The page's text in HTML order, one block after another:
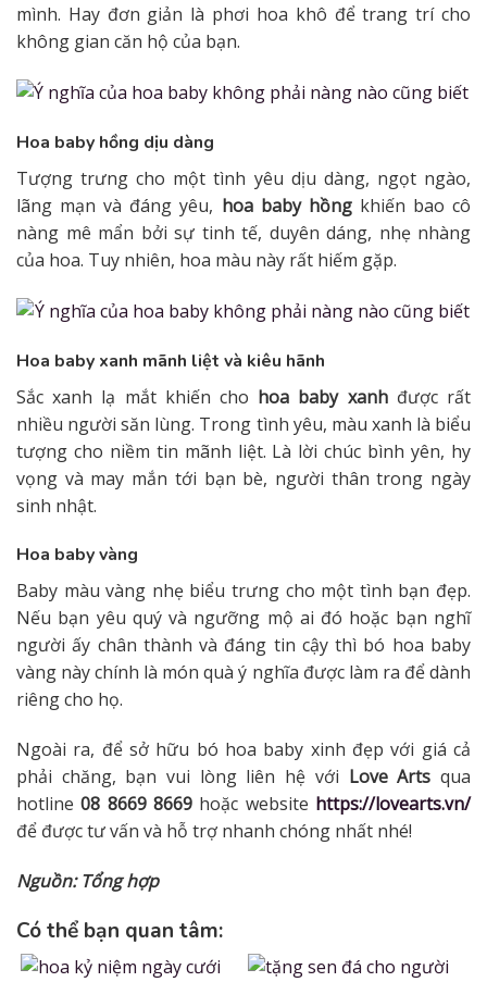
mình. Hay đơn giản là phơi hoa khô để trang trí cho
không gian căn hộ của bạn.
Hoa baby hồng dịu dàng
Tượng trưng cho một tình yêu dịu dàng, ngọt ngào,
lãng mạn và đáng yêu, hoa baby hồngkhiến bao cô
nàng mê mẩn bởi sự tinh tế, duyên dáng, nhẹ nhàng
của hoa. Tuy nhiên, hoa màu này rất hiếm gặp.
Hoa baby xanh mãnh liệt và kiêu hãnh
Sắc xanh lạ mắt khiến cho hoa baby xanhđược rất
nhiều người săn lùng. Trong tình yêu, màu xanh là biểu
tượng cho niềm tin mãnh liệt. Là lời chúc bình yên, hy
vọng và may mắn tới bạn bè, người thân trong ngày
sinh nhật.
Hoa baby vàng
Baby màu vàng nhẹ biểu trưng cho một tình bạn đẹp.
Nếu bạn yêu quý và ngưỡng mộ ai đó hoặc bạn nghĩ
người ấy chân thành và đáng tin cậy thì bó hoa baby
vàng này chính là món quà ý nghĩa được làm ra để dành
riêng cho họ.
Ngoài ra, để sở hữu bó hoa baby xinh đẹp với giá cả
phải chăng, bạn vui lòng liên hệ với Love Arts qua
hotline08 8669 8669 hoặc website https://lovearts.vn/
để được tư vấn và hỗ trợ nhanh chóng nhất nhé!
Nguồn: Tổng hợp
Có thể bạn quan tâm: